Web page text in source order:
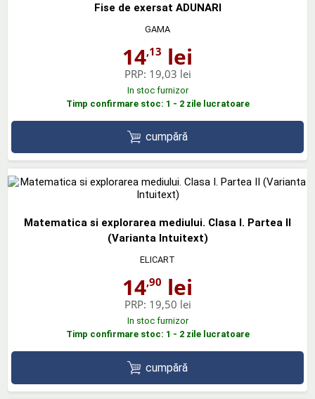
Fise de exersat ADUNARI
GAMA
14,13 lei
PRP: 19,03 lei
In stoc furnizor
Timp confirmare stoc: 1 - 2 zile lucratoare
cumpără
Matematica si explorarea mediului. Clasa I. Partea II
(Varianta Intuitext)
ELICART
14,90 lei
PRP: 19,50 lei
In stoc furnizor
Timp confirmare stoc: 1 - 2 zile lucratoare
cumpără